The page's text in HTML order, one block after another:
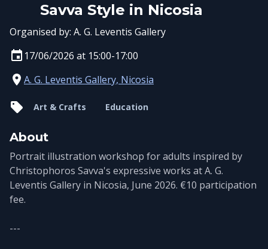
Savva Style in Nicosia
Organised by: A. G. Leventis Gallery
17/06/2026 at 15:00-17:00
A. G. Leventis Gallery, Nicosia
Art & Crafts Education
About
Portrait illustration workshop for adults inspired by
Christophoros Savva's expressive works at A. G.
Leventis Gallery in Nicosia, June 2026. €10 participation
fee.
---